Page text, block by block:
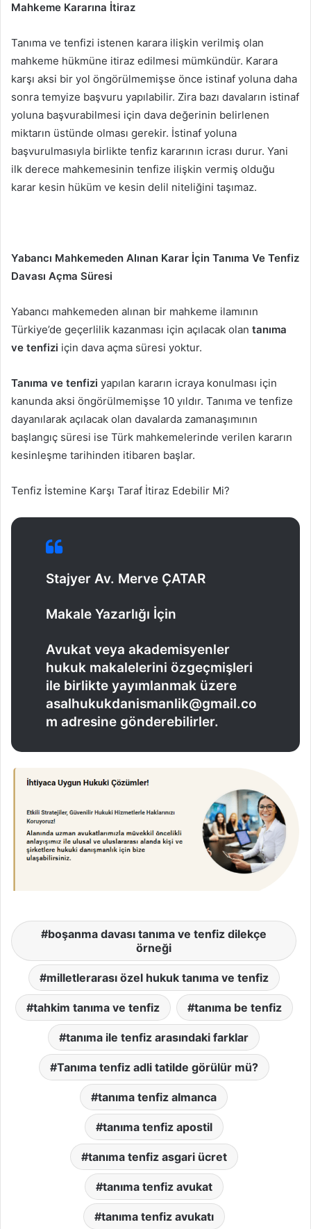
Mahkeme Kararına İtiraz
Tanıma ve tenfizi istenen karara ilişkin verilmiş olan
mahkeme hükmüne itiraz edilmesi mümkündür. Karara
karşı aksi bir yol öngörülmemişse önce istinaf yoluna daha
sonra temyize başvuru yapılabilir. Zira bazı davaların istinaf
yoluna başvurabilmesi için dava değerinin belirlenen
miktarın üstünde olması gerekir. İstinaf yoluna
başvurulmasıyla birlikte tenfiz kararının icrası durur. Yani
ilk derece mahkemesinin tenfize ilişkin vermiş olduğu
karar kesin hüküm ve kesin delil niteliğini taşımaz.
Yabancı Mahkemeden Alınan Karar İçin Tanıma Ve Tenfiz
Davası Açma Süresi
Yabancı mahkemeden alınan bir mahkeme ilamının
Türkiye’de geçerlilik kazanması için açılacak olan tanıma
ve tenfizi için dava açma süresi yoktur.
Tanıma ve tenfizi yapılan kararın icraya konulması için
kanunda aksi öngörülmemişse 10 yıldır. Tanıma ve tenfize
dayanılarak açılacak olan davalarda zamanaşımının
başlangıç süresi ise Türk mahkemelerinde verilen kararın
kesinleşme tarihinden itibaren başlar.
Tenfiz İstemine Karşı Taraf İtiraz Edebilir Mi?
Stajyer Av. Merve ÇATAR
Makale Yazarlığı İçin
Avukat veya akademisyenler
hukuk makalelerini özgeçmişleri
ile birlikte yayımlanmak üzere
asalhukukdanismanlik@gmail.co
m adresine gönderebilirler.
boşanma davası tanıma ve tenfiz dilekçe
örneği
milletlerarası özel hukuk tanıma ve tenfiz
tahkim tanıma ve tenfiz tanıma be tenfiz
tanıma ile tenfiz arasındaki farklar
Tanıma tenfiz adli tatilde görülür mü?
tanıma tenfiz almanca
tanıma tenfiz apostil
tanıma tenfiz asgari ücret
tanıma tenfiz avukat
tanıma tenfiz avukatı